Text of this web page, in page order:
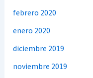
febrero 2020
enero 2020
diciembre 2019
noviembre 2019